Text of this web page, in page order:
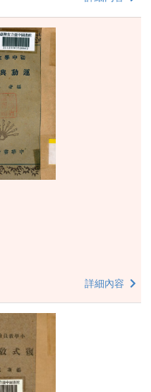
詳細內容